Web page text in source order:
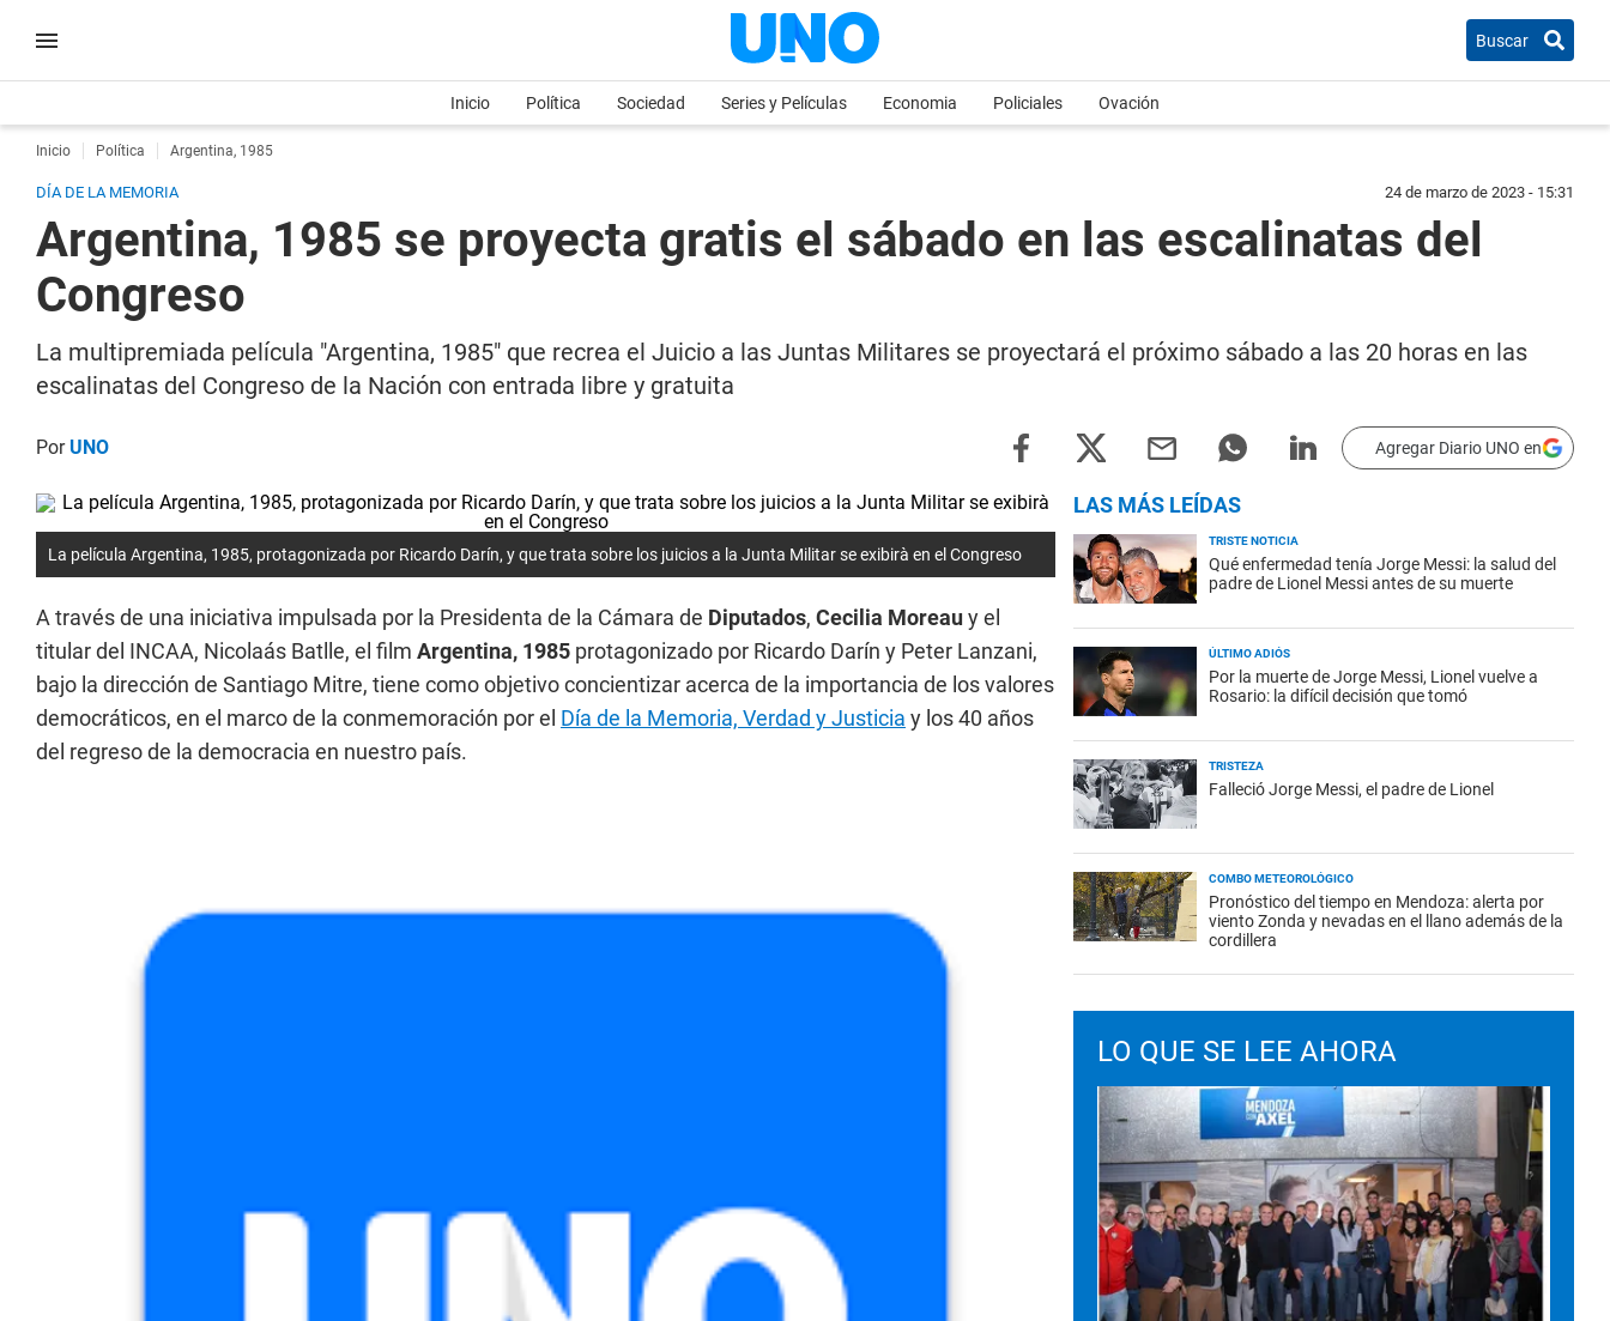
Buscar
Inicio Política Sociedad Series y Películas Economia Policiales Ovación
Inicio Política Argentina, 1985
DÍA DE LA MEMORIA 24 de marzo de 2023 - 15:31
Argentina, 1985 se proyecta gratis el sábado en las escalinatas del
Congreso
La multipremiada película "Argentina, 1985" que recrea el Juicio a las Juntas Militares se proyectará el próximo sábado a las 20 horas en las
escalinatas del Congreso de la Nación con entrada libre y gratuita
PorUNO Agregar Diario UNO en
La película Argentina, 1985, protagonizada por Ricardo Darín, y que trata sobre los juicios a la Junta Militar se exibirà en el Congreso
A través de una iniciativa impulsada por la Presidenta de la Cámara de Diputados, Cecilia Moreauy el
titular del INCAA, Nicolaás Batlle, el film Argentina, 1985 protagonizado por Ricardo Darín y Peter Lanzani,
bajo la dirección de Santiago Mitre, tiene como objetivo concientizar acerca de la importancia de los valores
democráticos, en el marco de la conmemoración por el Día de la Memoria, Verdad y Justicia y los 40 años
del regreso de la democracia en nuestro país.
LAS MÁS LEÍDAS
TRISTE NOTICIA
Qué enfermedad tenía Jorge Messi: la salud del
padre de Lionel Messi antes de su muerte
ÚLTIMO ADIÓS
Por la muerte de Jorge Messi, Lionel vuelve a
Rosario: la difícil decisión que tomó
TRISTEZA
Falleció Jorge Messi, el padre de Lionel
COMBO METEOROLÓGICO
Pronóstico del tiempo en Mendoza: alerta por
viento Zonda y nevadas en el llano además de la
cordillera
LO QUE SE LEE AHORA